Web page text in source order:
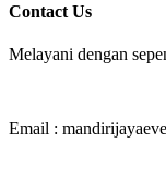
Contact Us
Melayani dengan
Email :